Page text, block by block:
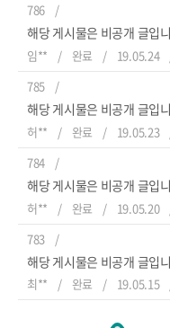
786
해당 게시물은 비공개 글입
임** 완료 19.05.24
785
해당 게시물은 비공개 글입
허** 완료 19.05.23
784
해당 게시물은 비공개 글입
허** 완료 19.05.20
783
해당 게시물은 비공개 글입
최** 완료 19.05.15